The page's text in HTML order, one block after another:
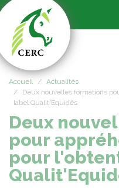
Accueil
Actualités
Deux nouvelles formations
label Qualit'Equidés
Deux
pour
pour
Panneau de gestion des